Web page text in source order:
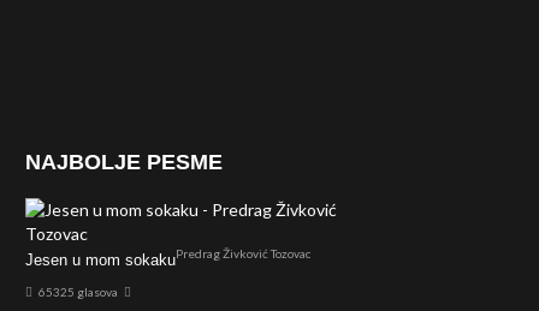
NAJBOLJE PESME
Jesen u mom sokakuPredrag Živković Tozovac
65325 glasova